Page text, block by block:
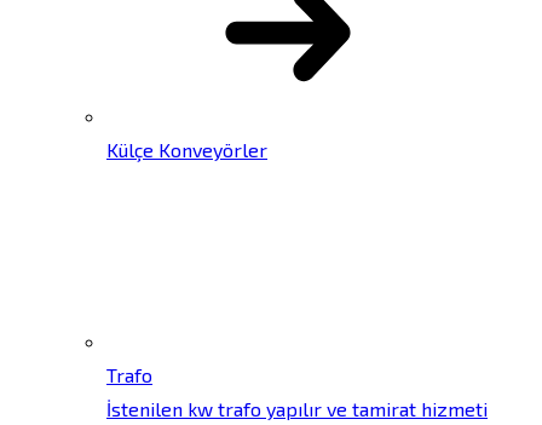
Külçe Konveyörler
Trafo
İstenilen kw trafo yapılır ve tamirat hizmeti